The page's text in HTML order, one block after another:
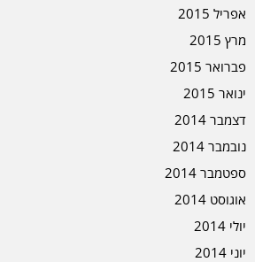
אפריל 2015
מרץ 2015
פברואר 2015
ינואר 2015
דצמבר 2014
נובמבר 2014
ספטמבר 2014
אוגוסט 2014
יולי 2014
יוני 2014